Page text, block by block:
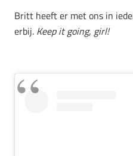
Britt heeft er met ons in
erbij. Keep it going, girl!